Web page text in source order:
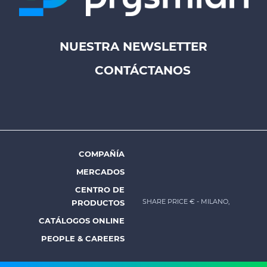
Footer
Prysmian
NUESTRA NEWSLETTER
CONTÁCTANOS
Footer
menu
Prysmian
COMPAÑÍA
MERCADOS
CENTRO DE
PRODUCTOS
CATÁLOGOS ONLINE
PEOPLE & CAREERS
SHARE PRICE € - MILANO,